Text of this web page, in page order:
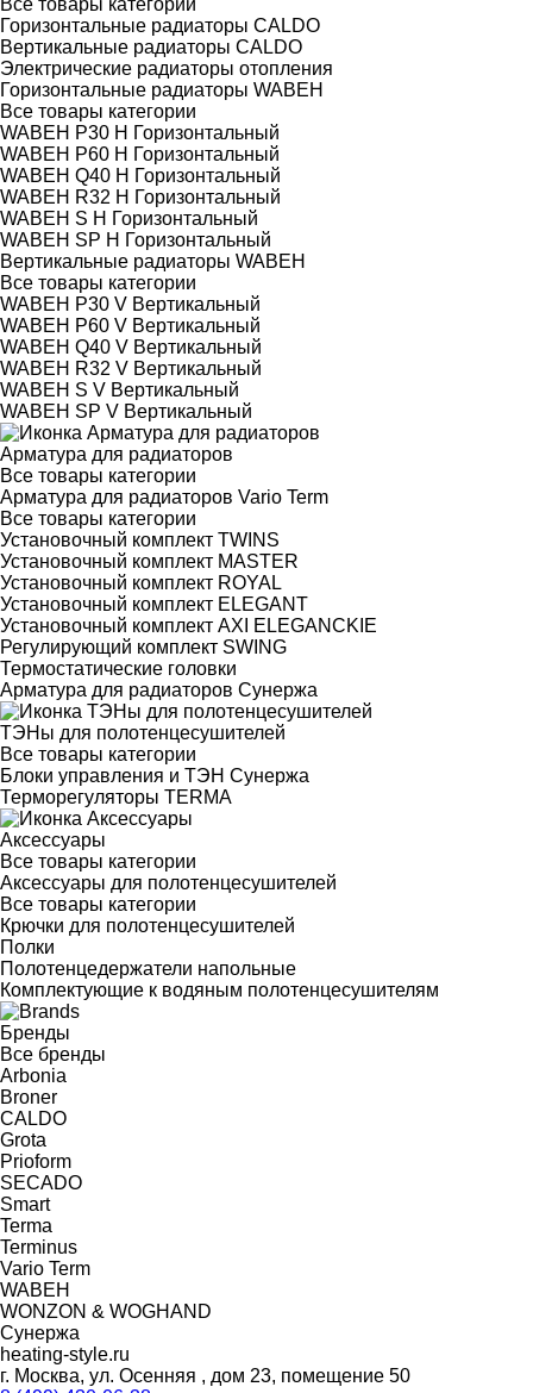
Все товары категории
Горизонтальные радиаторы CALDO
Вертикальные радиаторы CALDO
Электрические радиаторы отопления
Горизонтальные радиаторы WABEH
Все товары категории
WABEH P30 H Горизонтальный
WABEH P60 H Горизонтальный
WABEH Q40 H Горизонтальный
WABEH R32 H Горизонтальный
WABEH S H Горизонтальный
WABEH SP H Горизонтальный
Вертикальные радиаторы WABEH
Все товары категории
WABEH P30 V Вертикальный
WABEH P60 V Вертикальный
WABEH Q40 V Вертикальный
WABEH R32 V Вертикальный
WABEH S V Вертикальный
WABEH SP V Вертикальный
Арматура для радиаторов
Все товары категории
Арматура для радиаторов Vario Term
Все товары категории
Установочный комплект TWINS
Установочный комплект MASTER
Установочный комплект ROYAL
Установочный комплект ELEGANT
Установочный комплект AXI ELEGANCKIE
Регулирующий комплект SWING
Термостатические головки
Арматура для радиаторов Сунержа
ТЭНы для полотенцесушителей
Все товары категории
Блоки управления и ТЭН Сунержа
Терморегуляторы TERMA
Аксессуары
Все товары категории
Аксессуары для полотенцесушителей
Все товары категории
Крючки для полотенцесушителей
Полки
Полотенцедержатели напольные
Комплектующие к водяным полотенцесушителям
Бренды
Все бренды
Arbonia
Broner
CALDO
Grota
Prioform
SECADO
Smart
Terma
Terminus
Vario Term
WABEH
WONZON & WOGHAND
Сунержа
heating-style.ru
г. Москва, ул. Осенняя , дом 23, помещение 50